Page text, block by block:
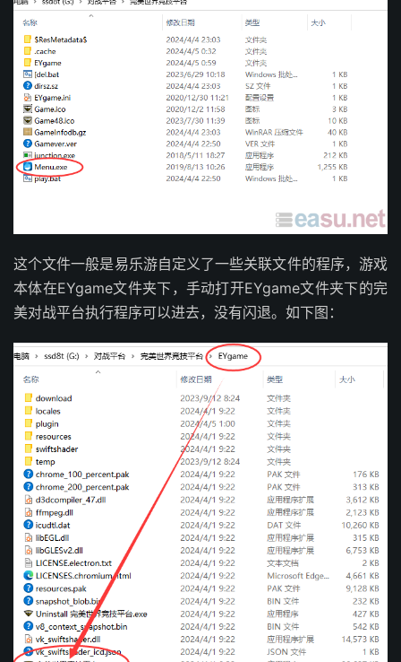
这个文件一般是易乐游自定义了一些关联文件的程序，游戏
本体在EYgame文件夹下，手动打开EYgame文件夹下的完
美对战平台执行程序可以进去，没有闪退。如下图：